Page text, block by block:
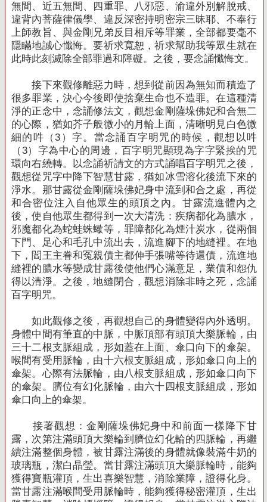
無間、近五無間、四重罪、八邪惡、渝違外別解脫戒、
違背內菩薩律儀學、違反深密持明密宗三昧耶、不奉行
上師教旨、與金剛兄弟反目相斥等罪業，全部都要毫不
隱瞞地誠心懺悔。要祈求寬恕，祈求幫助我等眾生就在
此時此刻滅除全部罪過和障礙。之後，要念誦懺悔文。
接下來觀修離惡力時，想到從前因為無知而積造了
很多罪業，決心今後即使捨棄生命也不造罪。在這種清
淨的正念中，念誦修法文，觀想金剛薩垛佛妃和合無二
的心際，猶如芥子般微小的月輪上面，清晰明見白色微
細的吽（3 ）字。當念誦百字明咒的時候，觀想以吽
（3）字為中心的周邊，百字明咒顯現為字字緊挨的咒
環向右繞轉。以念誦祈請文的方式誦唱百字明咒之後，
觀想從咒字中降下智慧甘露，猶如冰雪溶化後流下來的
淨水。那甘露從金剛薩垛佛妃身中流到和合之處，再從
和合密位注入自他眾生的頭頂之內。甘露流進體內之
後，使自他眾生都得到一次大清洗：疾病都化為膿水，
邪魔都化為蛇蛙蛛蠍等，罪障都化為煙汁炭水，從兩個
下門、足心和毛孔中流出去，流進腳下的地縫裡。在地
下，閻王主眷和冤親債主都伸手張嘴等待還債，流進地
縫裡的膿水等變成甘露後使他們心滿意足，業債和怨仇
得以清淨。之後，地縫閉合，觀想消除非時之死，念誦
百字明咒。
如此觀修之後，再觀想自己的身體變得內外透明。
身體中間有筆直的中脈，中脈頂部有頭頂大樂脈輪，由
三十二根支脈組成，形如蓋在上面、傘口向下的傘架。
喉間有受用脈輪，由十六根支脈組成，形如傘口向上的
傘架。心際有法脈輪，由八根支脈組成，形如傘口向下
的傘架。臍位有幻化脈輪，由六十四根支脈組成，形如
傘口向上的傘架。
接著觀想：金剛薩垛佛妃身中和前面一樣降下甘
露，次第注滿頭頂大樂輪到臍位幻化輪的四脈輪，再繼
續注滿整個身體，被甘露注滿後的身體就像裝滿牛奶的
玻璃瓶，潔白晶瑩。當甘露注滿頭頂大樂脈輪時，能夠
獲得寶瓶灌頂，生出喜樂智慧，消除業障，證得化身。
當甘露注滿喉間受用脈輪時，能夠獲得秘密灌頂，生出